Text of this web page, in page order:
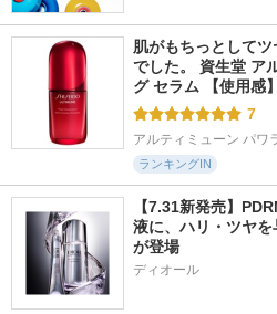
肌がもちっとして
でした。 資生堂 ア
グ セラム 【使用感
7
アルティミューン パワ
ランキングIN
【7.31新発売】
液に、ハリ・ツヤを
が登場
ディオール